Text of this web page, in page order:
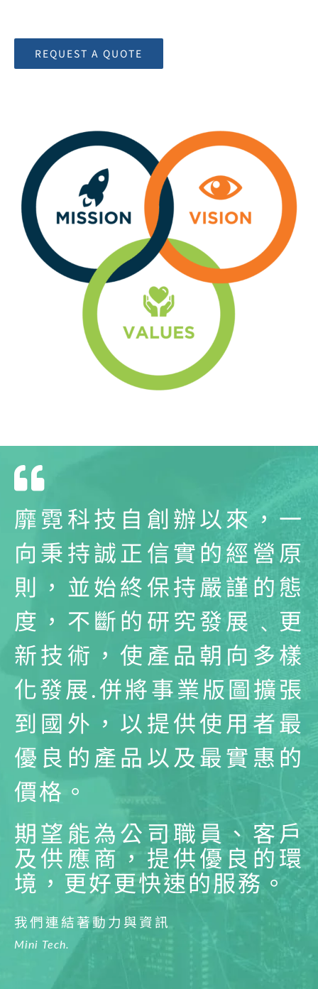
REQUEST A QUOTE
靡霓科技自創辦以來，一
向秉持誠正信實的經營原
則，並始終保持嚴謹的態
度，不斷的研究發展﹑更
新技術，使產品朝向多樣
化發展.併將事業版圖擴張
到國外，以提供使用者最
優良的產品以及最實惠的
價格。
期望能為公司職員、客戶
及供應商，提供優良的環
境，更好更快速的服務。
我們連結著動力與資訊
Mini Tech.